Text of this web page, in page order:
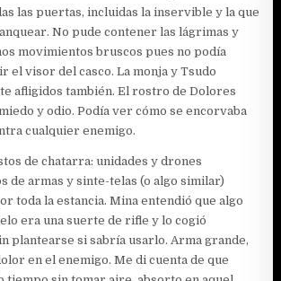
las puertas, incluidas la inservible y la que
No pude contener las lágrimas y
movimientos bruscos pues no podía
el visor del casco. La monja y Tsudo
afligidos también. El rostro de Dolores
y odio. Podía ver cómo se encorvaba
cualquier enemigo.
de chatarra: unidades y drones
de armas y sinte-telas (o algo similar)
toda la estancia. Mina entendió que algo
era una suerte de rifle y lo cogió
plantearse si sabría usarlo. Arma grande,
en el enemigo. Me di cuenta de que